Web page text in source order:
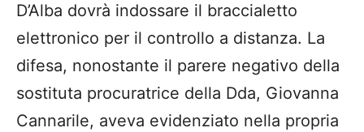
D’Alba dovrà indossare il braccialetto
elettronico per il controllo a distanza. La
difesa, nonostante il parere negativo della
sostituta procuratrice della Dda, Giovanna
Cannarile, aveva evidenziato nella propria